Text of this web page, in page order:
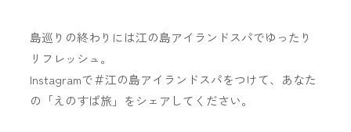
島巡りの終わりには江の島アイランドスパでゆったり
リフレッシュ。
Instagramで＃江の島アイランドスパをつけて、あなた
の「えのすぱ旅」をシェアしてください。